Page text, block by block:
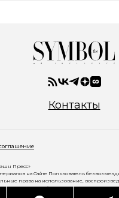
Контакты
Пресс»
на Сайте Пользователь
права на использование,
произведений, а также на
www.thesymbol.ru